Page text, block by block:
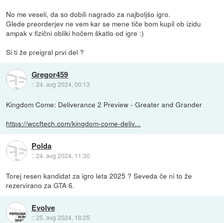
No me veseli, da so dobili nagrado za najboljšo igro.
Glede preorderjev ne vem kar se mene tiče bom kupil ob izidu
ampak v fizični obliki hočem škatlo od igre :)
Si ti že preigral prvi del ?
Gregor459
::24. avg 2024, 00:13
Kingdom Come: Deliverance 2 Preview - Greater and Grander
https://wccftech.com/kingdom-come-deliv...
Polda
::24. avg 2024, 11:30
Torej resen kandidat za igro leta 2025 ? Seveda če ni to že
rezervirano za GTA 6.
Evolve
::25. avg 2024, 18:25